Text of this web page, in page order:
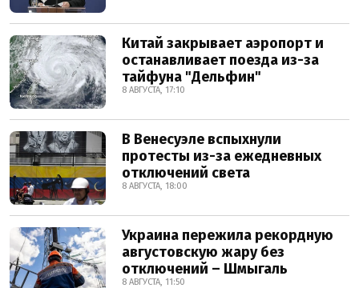
Китай закрывает аэропорт и
останавливает поезда из-за
тайфуна "Дельфин"
8 АВГУСТА, 17:10
В Венесуэле вспыхнули
протесты из-за ежедневных
отключений света
8 АВГУСТА, 18:00
Украина пережила рекордную
августовскую жару без
отключений – Шмыгаль
8 АВГУСТА, 11:50